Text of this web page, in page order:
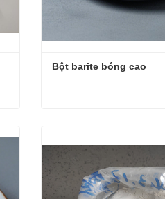
Bột barite bóng cao
Liên hệ ngay